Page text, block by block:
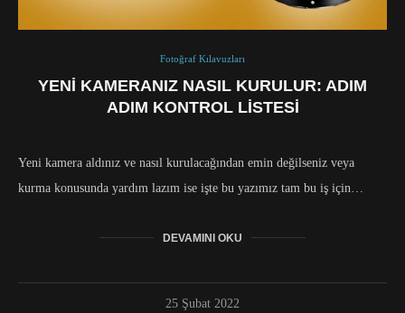
Fotoğraf Kılavuzları
YENI KAMERANIZ NASIL KURULUR: ADIM
ADIM KONTROL LISTESI
Yeni kamera aldınız ve nasıl kurulacağından emin değilseniz veya
kurma konusunda yardım lazım ise işte bu yazımız tam bu iş için…
DEVAMINI OKU
25 Şubat 2022